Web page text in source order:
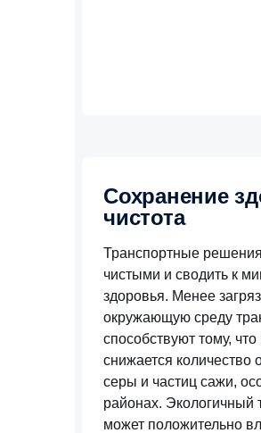
Сохранение
чистота
Транспортные
чистыми и сводить к
здоровья. Менее
окружающую среду
способствуют тому, что
снижается количество
серы и частиц сажи,
районах. Экологичный
может положительно